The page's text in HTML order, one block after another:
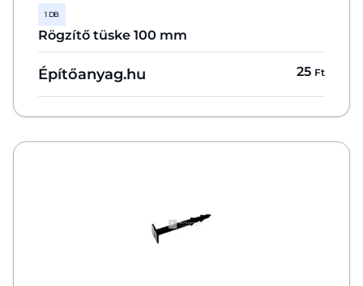
1 DB
Rögzítő tüske 100 mm
Építőanyag.hu 25 Ft